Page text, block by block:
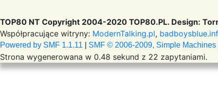
TOP80 NT Copyright 2004-2020 TOP80.PL. Design:
Współpracujące witryny: ModernTalking.pl,
Powered by SMF 1.1.11 SMF © 2006-2009, Simple Machines
Strona wygenerowana w 0.48 sekund z 22 zapytaniami.